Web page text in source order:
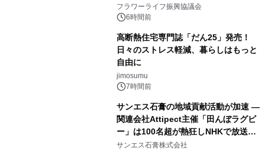
山・射水で開催
フラワーライフ振興協議会
6時間前
高断熱住宅専門誌「だん25」発売！
日々のストレス軽減、暮らしはもっと
自由に
jimosumu
7時間前
サンエス石膏の地域貢献活動が加速 ―
関連会社Attipect主催「田んぼラグビ
ー」は100名超が熱狂しNHKで放送さ
れました。
サンエス石膏株式会社